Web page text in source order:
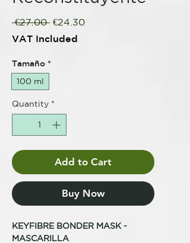
€27.00 Regular
Price
€24.30Sale
VAT Included
Tamaño *
100 ml
Quantity *
Add to Cart
Buy Now
KEYFIBRE BONDER MASK -
MASCARILLA